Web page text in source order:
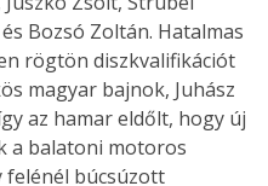
Bozsó Zoltán. Hatalmas
rögtön diszkvalifikációt
magyar bajnok, Juhász
az hamar eldőlt, hogy új
a balatoni motoros
felénél búcsúzott